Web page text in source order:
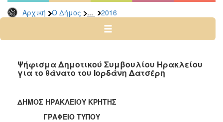
Αρχική Ο Δήμος ... 2016
2026
2024
2022
2020
2019
Ψήφισμα Δημοτικού Συμβουλίου Ηρακλείου
για το θάνατο του Ιορδάνη Δατσέρη
ΔΗΜΟΣ ΗΡΑΚΛΕΙΟΥ ΚΡΗΤΗΣ
ΓΡΑΦΕΙΟ ΤΥΠΟΥ